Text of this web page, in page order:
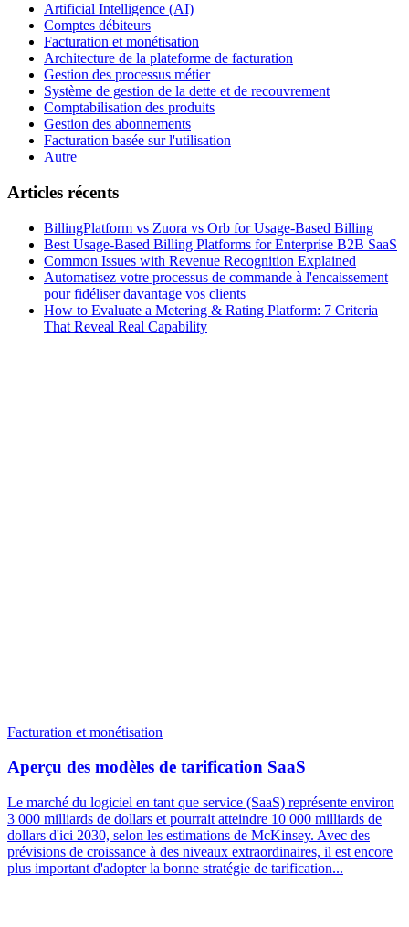
Artificial Intelligence (AI)
Comptes débiteurs
Facturation et monétisation
Architecture de la plateforme de facturation
Gestion des processus métier
Système de gestion de la dette et de recouvrement
Comptabilisation des produits
Gestion des abonnements
Facturation basée sur l'utilisation
Autre
Articles récents
BillingPlatform vs Zuora vs Orb for Usage-Based Billing
Best Usage-Based Billing Platforms for Enterprise B2B SaaS
Common Issues with Revenue Recognition Explained
Automatisez votre processus de commande à l'encaissement
pour fidéliser davantage vos clients
How to Evaluate a Metering & Rating Platform: 7 Criteria
That Reveal Real Capability
Facturation et monétisation
Aperçu des modèles de tarification SaaS
Le marché du logiciel en tant que service (SaaS) représente environ
3 000 milliards de dollars et pourrait atteindre 10 000 milliards de
dollars d'ici 2030, selon les estimations de McKinsey. Avec des
prévisions de croissance à des niveaux extraordinaires, il est encore
plus important d'adopter la bonne stratégie de tarification...